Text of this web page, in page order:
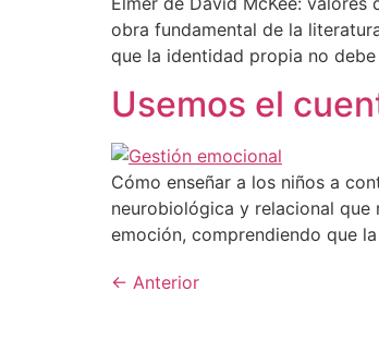
obra fundamental de la
que la identidad propia no
Usemos el
Cómo enseñar a los niños a
neurobiológica y relacional
emoción, comprendiendo que
← Anterior